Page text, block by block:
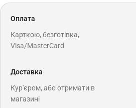
Оплата
Карткою, безготівка,
Visa/MasterCard
Доставка
Кур'єром, або отримати в
магазині